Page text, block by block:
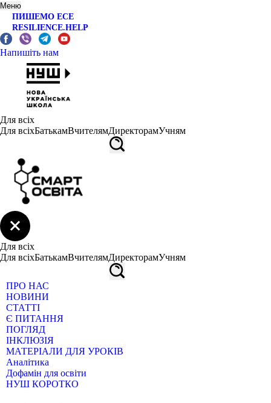
Меню
ПИШЕМО ЕСЕ
RESILIENCE.HELP
Напишіть нам
Для всіх
Для всіхБатькамВчителямДиректорамУчням
Для всіх
Для всіхБатькамВчителямДиректорамУчням
ПРО НАС
НОВИНИ
СТАТТІ
Є ПИТАННЯ
ПОГЛЯД
ІНКЛЮЗІЯ
МАТЕРІАЛИ ДЛЯ УРОКІВ
Аналітика
Дофамін для освіти
НУШ КОРОТКО